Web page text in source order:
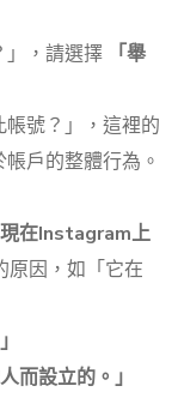
」，請選擇
「舉
號？」，這裡的
戶的整體行為。
現在Instagram上
原因，如「它在
而設立的。」